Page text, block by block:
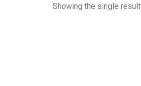
Showing the single result